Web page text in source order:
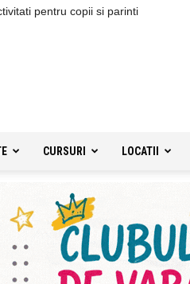
pentru copii si parinti
CURSURI LOCATII